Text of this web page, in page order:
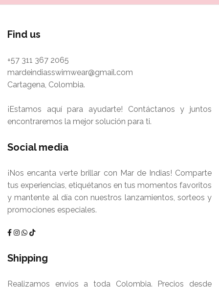
Find us
+57 311 367 2065
mardeindiasswimwear@gmail.com
Cartagena, Colombia.
¡Estamos aquí para ayudarte! Contáctanos y juntos
encontraremos la mejor solución para ti.
Social media
¡Nos encanta verte brillar con Mar de Indias! Comparte
tus experiencias, etiquétanos en tus momentos favoritos
y mantente al día con nuestros lanzamientos, sorteos y
promociones especiales.
Shipping
Realizamos envíos a toda Colombia. Precios desde